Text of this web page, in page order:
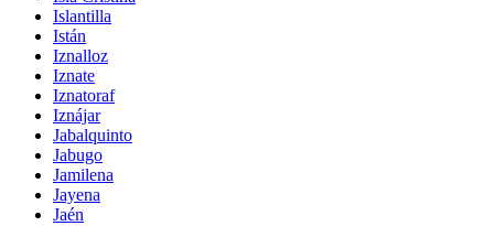
Islantilla
Istán
Iznalloz
Iznate
Iznatoraf
Iznájar
Jabalquinto
Jabugo
Jamilena
Jayena
Jaén